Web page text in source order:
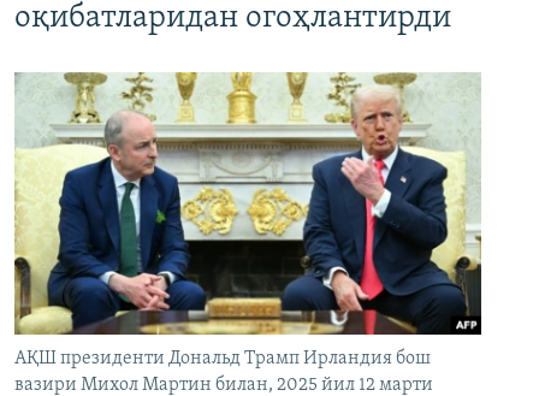
оқибатларидан огоҳлантирди
АҚШ президенти Дональд Трамп Ирландия бош
вазири Михол Мартин билан, 2025 йил 12 марти